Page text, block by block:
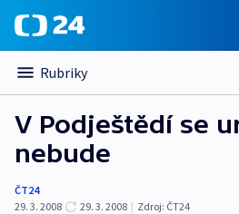
Rubriky
V Podještědí se
nebude
ČT24
29. 3. 2008
29. 3. 2008 | Zdroj: ČT24